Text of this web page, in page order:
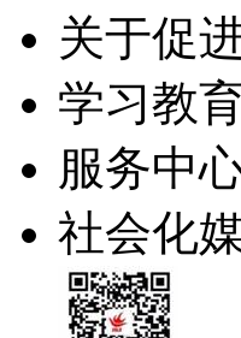
关于促
学习教
服务中
社会化